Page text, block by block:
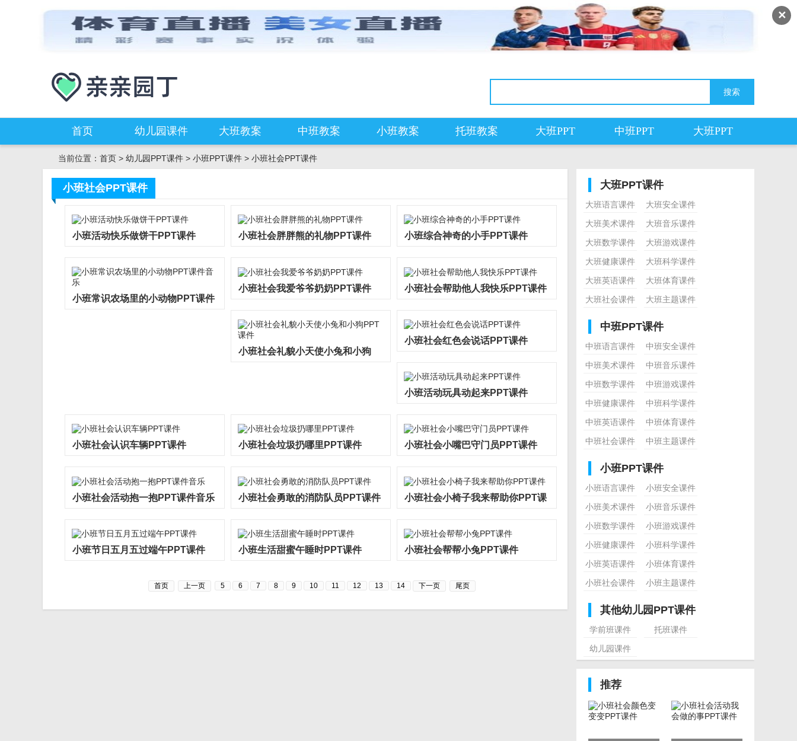
✕
首页 幼儿园课件 大班教案 中班教案 小班教案 托班教案 大班PPT 中班PPT 大班PPT
当前位置： 首页 > 幼儿园PPT课件 > 小班PPT课件 > 小班社会PPT课件
小班社会PPT课件
小班活动快乐做饼干PPT课件 小班社会胖胖熊的礼物PPT课件 小班综合神奇的小手PPT课件
小班常识农场里的小动物PPT课件
小班社会我爱爷爷奶奶PPT课件 小班社会帮助他人我快乐PPT课件
小班社会礼貌小天使小兔和小狗
小班社会红色会说话PPT课件
小班活动玩具动起来PPT课件
小班社会认识车辆PPT课件 小班社会垃圾扔哪里PPT课件 小班社会小嘴巴守门员PPT课件
小班社会活动抱一抱PPT课件音乐 小班社会勇敢的消防队员PPT课件 小班社会小椅子我来帮助你PPT课
小班节日五月五过端午PPT课件 小班生活甜蜜午睡时PPT课件 小班社会帮帮小兔PPT课件
首页 上一页 5 6 7 8 9 10 11 12 13 14 下一页 尾页
大班PPT课件
大班语言课件
大班安全课件
大班美术课件
大班音乐课件
大班数学课件
大班游戏课件
大班健康课件
大班科学课件
大班英语课件
大班体育课件
大班社会课件
大班主题课件
中班PPT课件
中班语言课件
中班安全课件
中班美术课件
中班音乐课件
中班数学课件
中班游戏课件
中班健康课件
中班科学课件
中班英语课件
中班体育课件
中班社会课件
中班主题课件
小班PPT课件
小班语言课件
小班安全课件
小班美术课件
小班音乐课件
小班数学课件
小班游戏课件
小班健康课件
小班科学课件
小班英语课件
小班体育课件
小班社会课件
小班主题课件
其他幼儿园PPT课件
学前班课件
托班课件
幼儿园课件
推荐